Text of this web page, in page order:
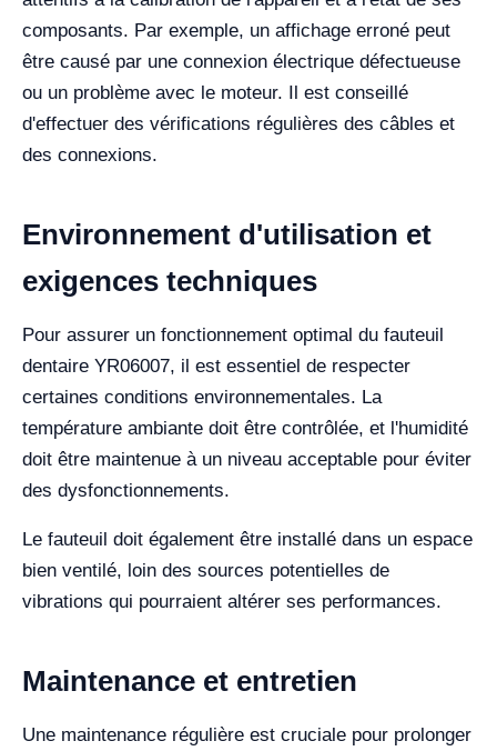
composants. Par exemple, un affichage erroné peut
être causé par une connexion électrique défectueuse
ou un problème avec le moteur. Il est conseillé
d'effectuer des vérifications régulières des câbles et
des connexions.
Environnement d'utilisation et
exigences techniques
Pour assurer un fonctionnement optimal du fauteuil
dentaire YR06007, il est essentiel de respecter
certaines conditions environnementales. La
température ambiante doit être contrôlée, et l'humidité
doit être maintenue à un niveau acceptable pour éviter
des dysfonctionnements.
Le fauteuil doit également être installé dans un espace
bien ventilé, loin des sources potentielles de
vibrations qui pourraient altérer ses performances.
Maintenance et entretien
Une maintenance régulière est cruciale pour prolonger